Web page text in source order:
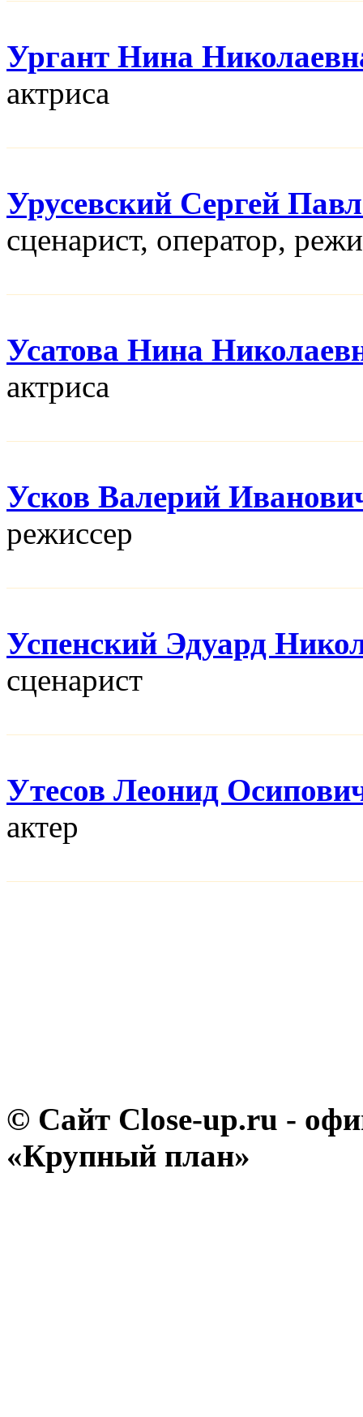
Ургант Нина
актриса
Урусевский Сергей
сценарист, оператор,
Усатова Нина
актриса
Усков Валерий
режисcер
Успенский Эдуард
сценарист
Утесов Леонид
актер
© Сайт Close-up.ru -
«Крупный план»